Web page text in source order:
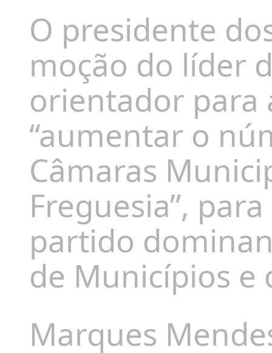
O presidente
moção do líder
orientador para
“aumentar o
Câmaras
Freguesia”,
partido
de Municípios e
Marques